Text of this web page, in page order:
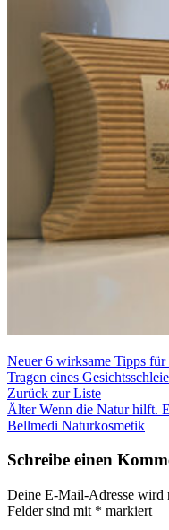
Neuer 6 wirksame Tipps
Tragen eines
Zurück zur Liste
Älter Wenn die Natur hilft.
Bellmedi Naturkosmetik
Schreibe einen
Deine E-Mail-Adresse wird
Felder sind mit * markiert